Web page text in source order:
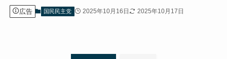
広告 国民民主党 2025年10月16日 2025年10月17日